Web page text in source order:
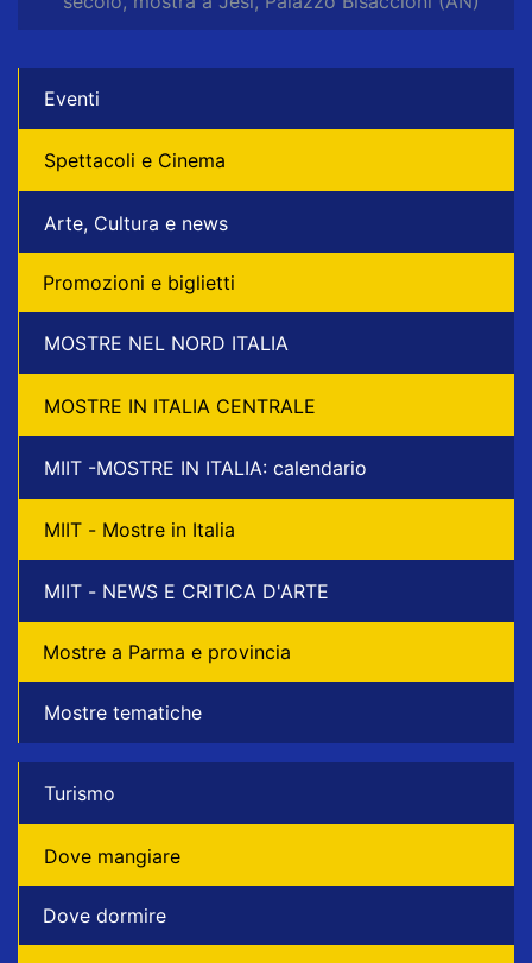
Eventi
Spettacoli e Cinema
Arte, Cultura e news
Promozioni e biglietti
MOSTRE NEL NORD ITALIA
MOSTRE IN ITALIA CENTRALE
MIIT -MOSTRE IN ITALIA: calendario
MIIT - Mostre in Italia
MIIT - NEWS E CRITICA D'ARTE
Mostre a Parma e provincia
Mostre tematiche
Turismo
Dove mangiare
Dove dormire